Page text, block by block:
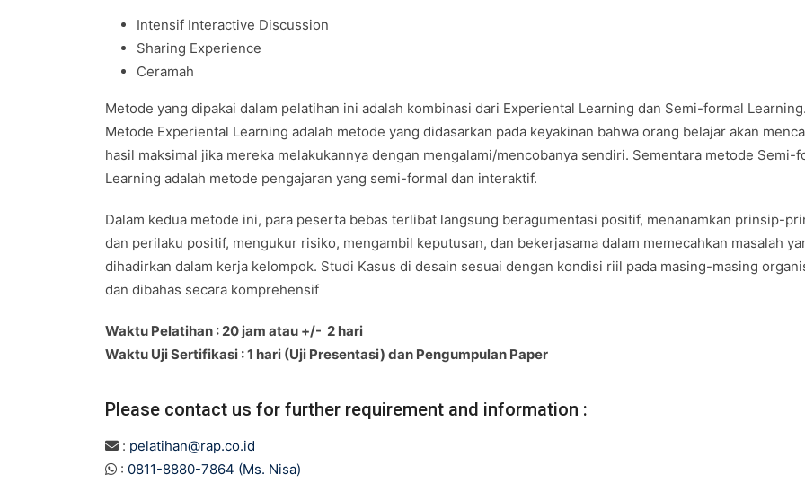
Intensif Interactive Discussion
Sharing Experience
Ceramah
Metode yang dipakai dalam pelatihan ini adalah kombinasi dari Experiental Learning dan Semi-formal Learning.
Metode Experiental Learning adalah metode yang didasarkan pada keyakinan bahwa orang belajar akan
hasil maksimal jika mereka melakukannya dengan mengalami/mencobanya sendiri. Sementara metode Semi-
Learning adalah metode pengajaran yang semi-formal dan interaktif.
Dalam kedua metode ini, para peserta bebas terlibat langsung beragumentasi positif, menanamkan prinsip-
dan perilaku positif, mengukur risiko, mengambil keputusan, dan bekerjasama dalam memecahkan masalah
dihadirkan dalam kerja kelompok. Studi Kasus di desain sesuai dengan kondisi riil pada masing-masing
dan dibahas secara komprehensif
Waktu Pelatihan : 20 jam atau +/- 2 hari
Waktu Uji Sertifikasi : 1 hari (Uji Presentasi) dan Pengumpulan Paper
Please contact us for further requirement and information :
: pelatihan@rap.co.id
: 0811-8880-7864 (Ms. Nisa)